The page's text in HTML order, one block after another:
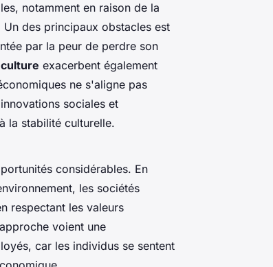
notamment en raison de la
des principaux obstacles est
par la peur de perdre son
exacerbent également
ne s'aligne pas
sociales et
la stabilité culturelle.
considérables. En
les sociétés
respectant les valeurs
voient une
car les individus se sentent